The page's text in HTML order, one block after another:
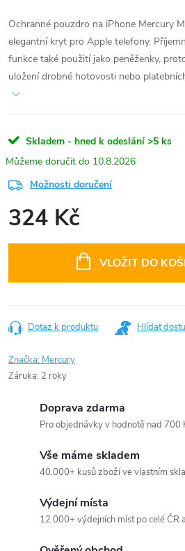
Ochranné pouzdro na iPhone Mercury
elegantní kryt pro Apple telefony.
funkce také použití jako peněženky,
uložení drobné hotovosti nebo
Skladem - hned k odeslání >5 ks
10.8.2026
Možnosti doručení
324 Kč
VLOŽIT DO
Dotaz k produktu Hlídat
Značka: Mercury
Záruka: 2 roky
Doprava zdarma
Pro objednávky v hodnotě nad 700
Vše máme skladem
40.000+ kusů zboží ve vlastním
Výdejní místa
12.000+ výdejních míst po celé ČR